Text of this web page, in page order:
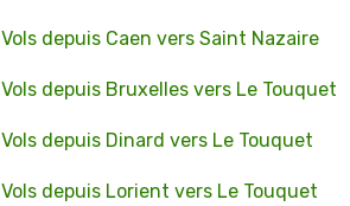
Vols depuis Caen vers Saint Nazaire
Vols depuis Bruxelles vers Le Touquet
Vols depuis Dinard vers Le Touquet
Vols depuis Lorient vers Le Touquet